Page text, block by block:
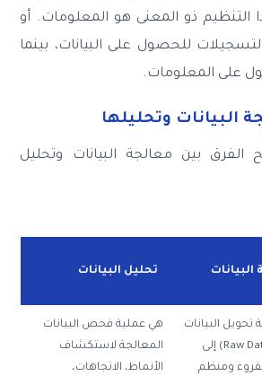
التنظيم ذو المعنى هو المعلومات. أو
للحصول على البيانات، بينما
على المعلومات.
البيانات وتحليلها
الفرق بين معالجة البيانات وتحليل
البيانات تحليل البيانات
تحويل البيانات
الخام (Raw Data) إلى
ومنظم.
هي عملية فحص البيانات
المعالجة لاستكشاف
الأنماط، الاتجاهات،